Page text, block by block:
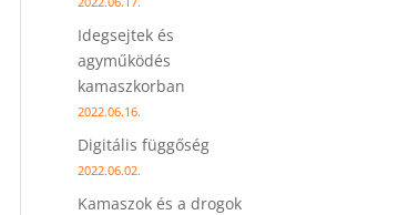
Idegsejtek és
agyműködés
kamaszkorban
2022.06.16.
Digitális függőség
2022.06.02.
Kamaszok és a drogok